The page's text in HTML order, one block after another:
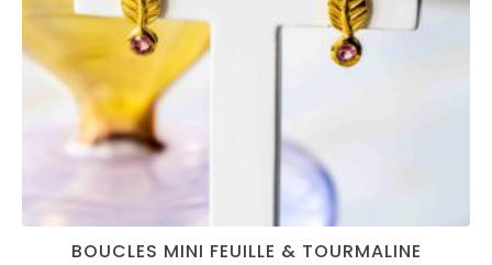
BOUCLES MINI FEUILLE & TOURMALINE